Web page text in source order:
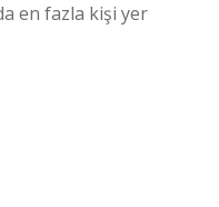
en fazla kişi yer